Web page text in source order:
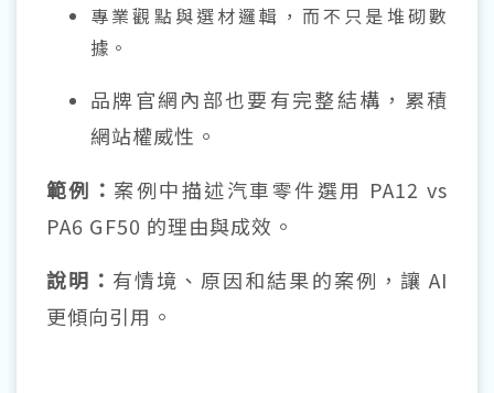
專業觀點與選材邏輯，而不只是堆砌數
據。
品牌官網內部也要有完整結構，累積
網站權威性。
範例： 案例中描述汽車零件選用 PA12 vs
PA6 GF50 的理由與成效。
說明： 有情境、原因和結果的案例，讓 AI
更傾向引用。